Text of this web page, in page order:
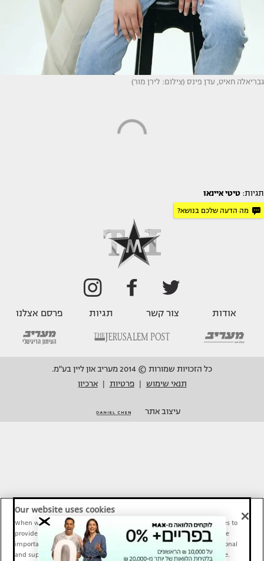
גבריאלה חאיט, עדן פינס (צילום: לירן מור)
תגיות: טיטי איינאו
מה הדעה שלכם בנושא?
אודות צור קשר תגיות פרסם אצלנו
כל הזכויות שמורות © 2014 מעריב און ליין בע"מ.
תנאי שימוש
פרטיות ארכיון
עיצוב אתר
Our website uses cookies
When we provide Maariv, TMI and Sport1 content online, we use cookies to
provide social media features and to analyze our traffic. These tools are
important and necessary for our website functionality. Others are optional
and support Maariv, TMI and Sport1 activity and your online experience.